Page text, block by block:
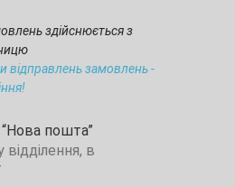
здійснюється з
відправлень замовлень -
пошта”
відділення, в